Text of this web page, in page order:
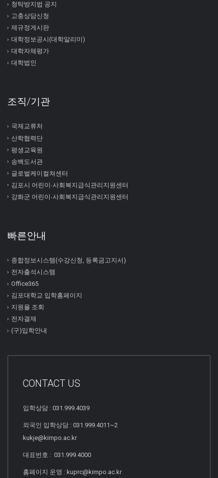
청탁방지법 공지
고충상담신청
제규정게시판
대학정보공시(대학알리미)
대학자체평가
대학법인
조직/기관
국제교류처
산학협력단
평생교육원
송백도서관
글로벌케이컬쳐센터
김포시 어린이∙사회복지급식관리지원센터
강화군 어린이∙사회복지급식관리지원센터
빠른안내
종합정보시스템(수강신청, 등록금고지서)
전자출석시스템
Office365
김포대학교 입학홈페이지
지원율 조회
전자결재
(구)입학안내
CONTACT US
입학상담 : 031.999.4039
외국인 입학상담 : 031.999.4011~2
kukje@kimpo.ac.kr
대표번호 : 031.999.4000
홈페이지 운영 : kuprc@kimpo.ac.kr